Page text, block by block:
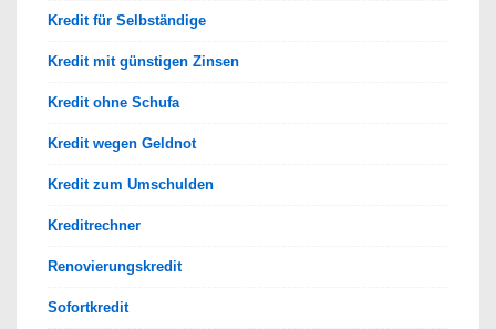
Kredit für Selbständige
Kredit mit günstigen Zinsen
Kredit ohne Schufa
Kredit wegen Geldnot
Kredit zum Umschulden
Kreditrechner
Renovierungskredit
Sofortkredit